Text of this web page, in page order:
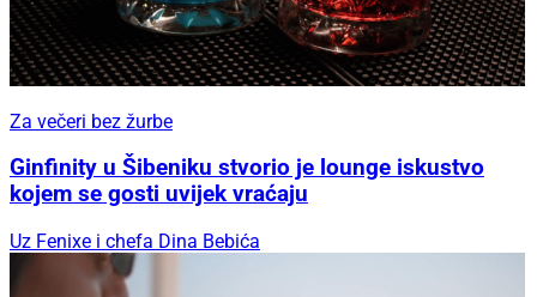
Za večeri bez žurbe
Ginfinity u Šibeniku stvorio je lounge iskustvo
kojem se gosti uvijek vraćaju
Uz Fenixe i chefa Dina Bebića